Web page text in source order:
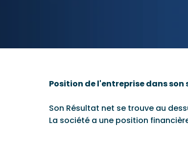
Position de l'entreprise dans son
Son Résultat net se trouve au
La société a une position